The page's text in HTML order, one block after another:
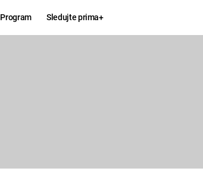
Sledujte prima+
KOMEDIE